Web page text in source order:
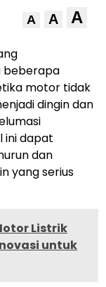
A A A
beberapa
motor tidak
dingin dan
ini dapat
dan
yang serius
Listrik
untuk